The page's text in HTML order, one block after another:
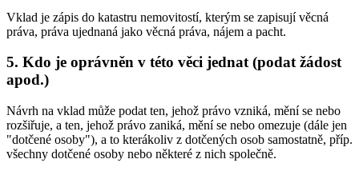
Vklad je zápis do katastru nemovitostí, kterým se zapisují věcná
práva, práva ujednaná jako věcná práva, nájem a pacht.
5. Kdo je oprávněn v této věci jednat (podat žádost
apod.)
Návrh na vklad může podat ten, jehož právo vzniká, mění se nebo
rozšiřuje, a ten, jehož právo zaniká, mění se nebo omezuje (dále jen
"dotčené osoby"), a to kterákoliv z dotčených osob samostatně, příp.
všechny dotčené osoby nebo některé z nich společně.